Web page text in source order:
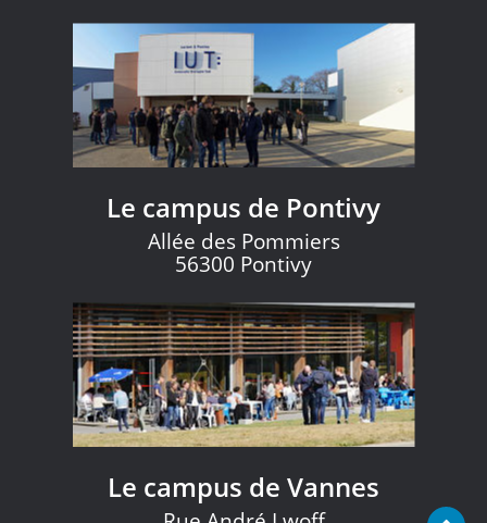
Le campus de Pontivy
Allée des Pommiers
56300 Pontivy
Le campus de Vannes